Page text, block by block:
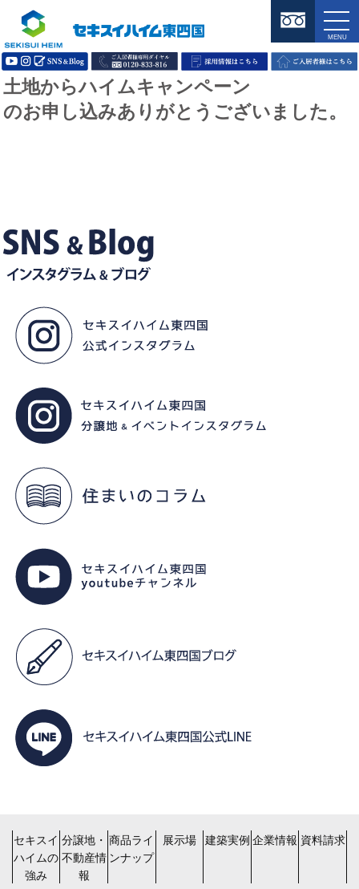
土地からハイムキャンペーン
のお申し込みありがとうございました。
セキスイ
ハイムの
強み
分譲地・
不動産情
報
商品ライ
ンナップ
展示場 建築実例 企業情報 資料請求